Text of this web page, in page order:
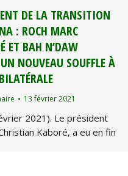
DE LA TRANSITION
: ROCH MARC
ET BAH N’DAW
NOUVEAU SOUFFLE À
13 février 2021
2021). Le président
Kaboré, a eu en fin